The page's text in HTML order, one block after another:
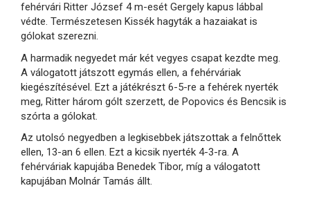
fehérvári Ritter József 4 m-esét Gergely kapus lábbal
védte. Természetesen Kissék hagyták a hazaiakat is
gólokat szerezni.
A harmadik negyedet már két vegyes csapat kezdte meg.
A válogatott játszott egymás ellen, a fehérváriak
kiegészítésével. Ezt a játékrészt 6-5-re a fehérek nyerték
meg, Ritter három gólt szerzett, de Popovics és Bencsik is
szórta a gólokat.
Az utolsó negyedben a legkisebbek játszottak a felnőttek
ellen, 13-an 6 ellen. Ezt a kicsik nyerték 4-3-ra. A
fehérváriak kapujába Benedek Tibor, míg a válogatott
kapujában Molnár Tamás állt.